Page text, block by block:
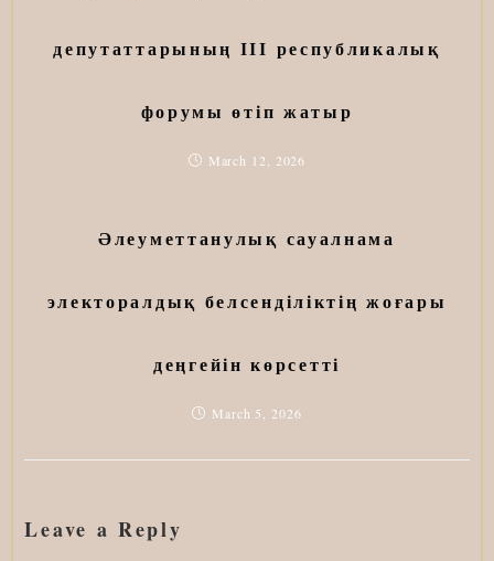
депутаттарының ІІІ республикалық
форумы өтіп жатыр
March 12, 2026
Әлеуметтанулық сауалнама
электоралдық белсенділіктің жоғары
деңгейін көрсетті
March 5, 2026
Leave a Reply